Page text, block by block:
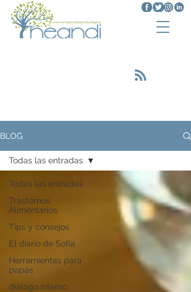
BLOG
Todas las entradas
Trastornos
Alimentarios
Tips y consejos
El diario de Sofía
Herramientas para
papás
diálogo interno
Todas las entradas